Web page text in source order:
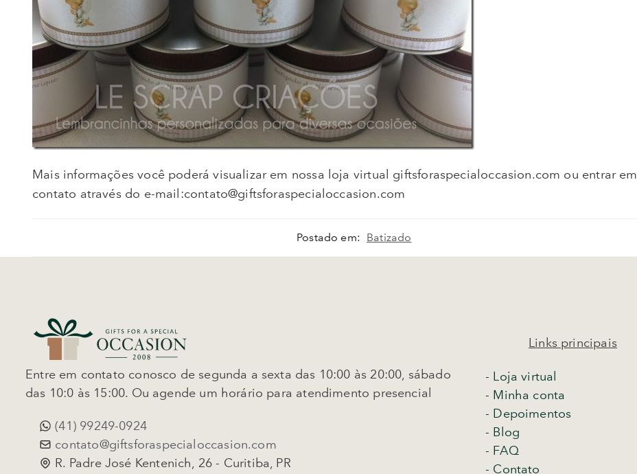
Mais informações você poderá visualizar em nossa loja virtual giftsforaspecialoccasion.com ou entrar em
contato através do e-mail:contato@giftsforaspecialoccasion.com
Postado em: Batizado
Entre em contato conosco de segunda a sexta das 10:00 às 20:00, sábado
das 10:0 às 15:00. Ou agende um horário para atendimento presencial
(41) 99249-0924
contato@giftsforaspecialoccasion.com
R. Padre José Kentenich, 26 - Curitiba, PR
Links principais
- Loja virtual
- Minha conta
- Depoimentos
- Blog
- FAQ
- Contato